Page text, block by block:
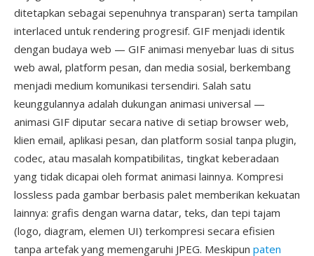
ditetapkan sebagai sepenuhnya transparan) serta tampilan
interlaced untuk rendering progresif. GIF menjadi identik
dengan budaya web — GIF animasi menyebar luas di situs
web awal, platform pesan, dan media sosial, berkembang
menjadi medium komunikasi tersendiri. Salah satu
keunggulannya adalah dukungan animasi universal —
animasi GIF diputar secara native di setiap browser web,
klien email, aplikasi pesan, dan platform sosial tanpa plugin,
codec, atau masalah kompatibilitas, tingkat keberadaan
yang tidak dicapai oleh format animasi lainnya. Kompresi
lossless pada gambar berbasis palet memberikan kekuatan
lainnya: grafis dengan warna datar, teks, dan tepi tajam
(logo, diagram, elemen UI) terkompresi secara efisien
tanpa artefak yang memengaruhi JPEG. Meskipun paten